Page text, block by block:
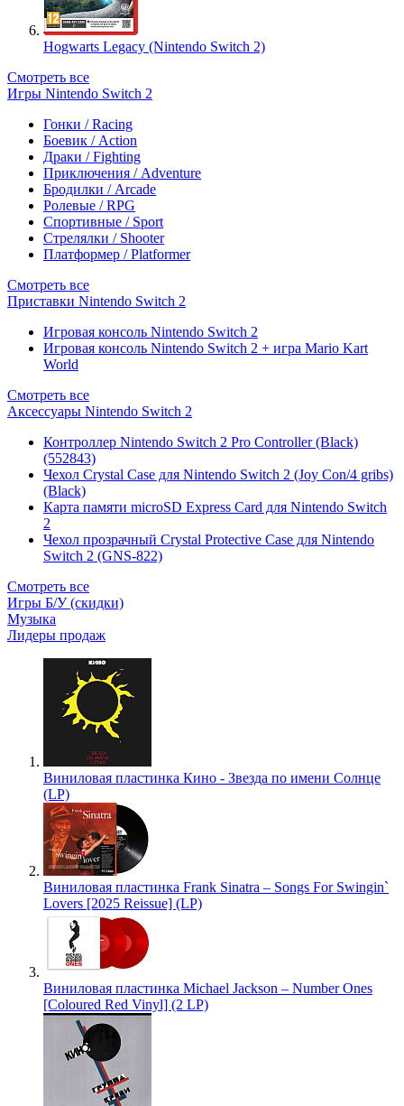
Hogwarts Legacy (Nintendo Switch 2)
Смотреть все
Игры Nintendo Switch 2
Гонки / Racing
Боевик / Action
Драки / Fighting
Приключения / Adventure
Бродилки / Arcade
Ролевые / RPG
Спортивные / Sport
Стрелялки / Shooter
Платформер / Platformer
Смотреть все
Приставки Nintendo Switch 2
Игровая консоль Nintendo Switch 2
Игровая консоль Nintendo Switch 2 + игра Mario Kart
World
Смотреть все
Аксессуары Nintendo Switch 2
Контроллер Nintendo Switch 2 Pro Controller (Black)
(552843)
Чехол Сrystal Сase для Nintendo Switch 2 (Joy Con/4 gribs)
(Black)
Карта памяти microSD Express Card для Nintendo Switch
2
Чехол прозрачный Crystal Protective Case для Nintendo
Switch 2 (GNS-822)
Смотреть все
Игры Б/У (скидки)
Музыка
Лидеры продаж
Виниловая пластинка Кино - Звезда по имени Солнце
(LP)
Виниловая пластинка Frank Sinatra – Songs For Swingin`
Lovers [2025 Reissue] (LP)
Виниловая пластинка Michael Jackson – Number Ones
[Coloured Red Vinyl] (2 LP)